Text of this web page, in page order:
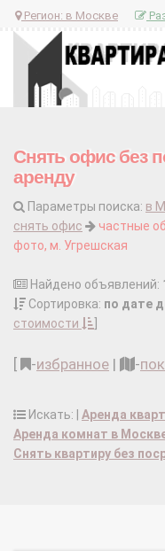
Регион: в Москве
Снять офис без
аренду
Параметры поиска: в
снять офис
частные
фото, м. Угрешская
Найдено объявлений:
Сортировка: по дате
стоимости
-избранное | -
Искать: | Аренда
Аренда комнат в
Снять квартиру без